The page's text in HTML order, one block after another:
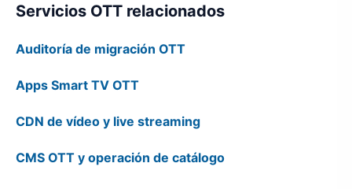
Servicios OTT relacionados
Auditoría de migración OTT
Apps Smart TV OTT
CDN de vídeo y live streaming
CMS OTT y operación de catálogo